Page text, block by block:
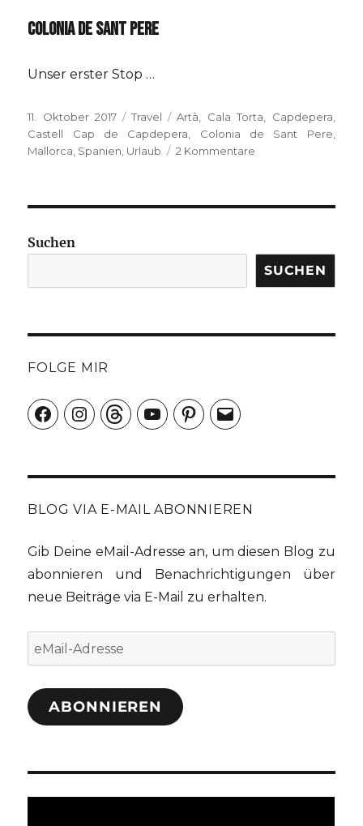
COLONIA DE SANT PERE
Unser erster Stop …
Veröffentlicht
am
11. Oktober 2017 Kategorien
Travel Schlagwörter
Artà Cala Torta Capdepera
Castell Cap de Capdepera
Colonia de Sant Pere
Mallorca Spanien Urlaub 2 Kommentare
Osten
Suchen
SUCHEN
FOLGE MIR
FacebookInstagramThreadsYouTubePinterest
E-
Mail
BLOG VIA E-MAIL ABONNIEREN
Gib Deine eMail-Adresse an, um diesen Blog zu
abonnieren und Benachrichtigungen über
neue Beiträge via E-Mail zu erhalten.
eMail-
Adresse
ABONNIEREN